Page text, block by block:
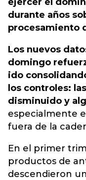
durante años
procesamiento
Los nuevos
domingo
ido
los controles:
disminuido y
especialmente
fuera de la
En el primer
productos de
descendieron